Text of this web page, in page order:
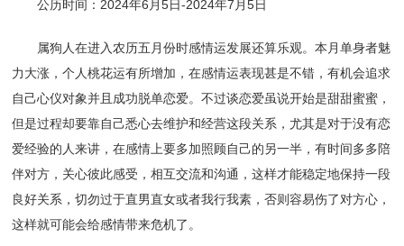
公历时间：2024年6月5日-2024年7月5日
属狗人在进入农历五月份时感情运发展还算乐观。本月单身者魅
力大涨，个人桃花运有所增加，在感情运表现甚是不错，有机会追求
自己心仪对象并且成功脱单恋爱。不过谈恋爱虽说开始是甜甜蜜蜜，
但是过程却要靠自己悉心去维护和经营这段关系，尤其是对于没有恋
爱经验的人来讲，在感情上要多加照顾自己的另一半，有时间多多陪
伴对方，关心彼此感受，相互交流和沟通，这样才能稳定地保持一段
良好关系，切勿过于直男直女或者我行我素，否则容易伤了对方心，
这样就可能会给感情带来危机了。